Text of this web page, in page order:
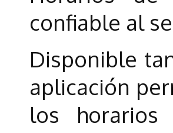
confiable al
Disponible
aplicación
los